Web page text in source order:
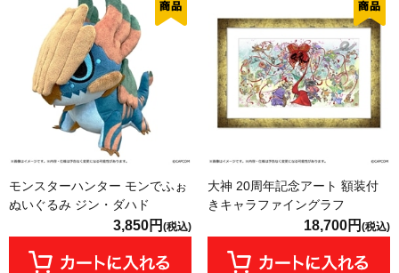
モンスターハンター モンでふぉ
ぬいぐるみ ジン・ダハド
3,850円 (税込)
大神 20周年記念アート 額装付
きキャラファイングラフ
18,700円 (税込)